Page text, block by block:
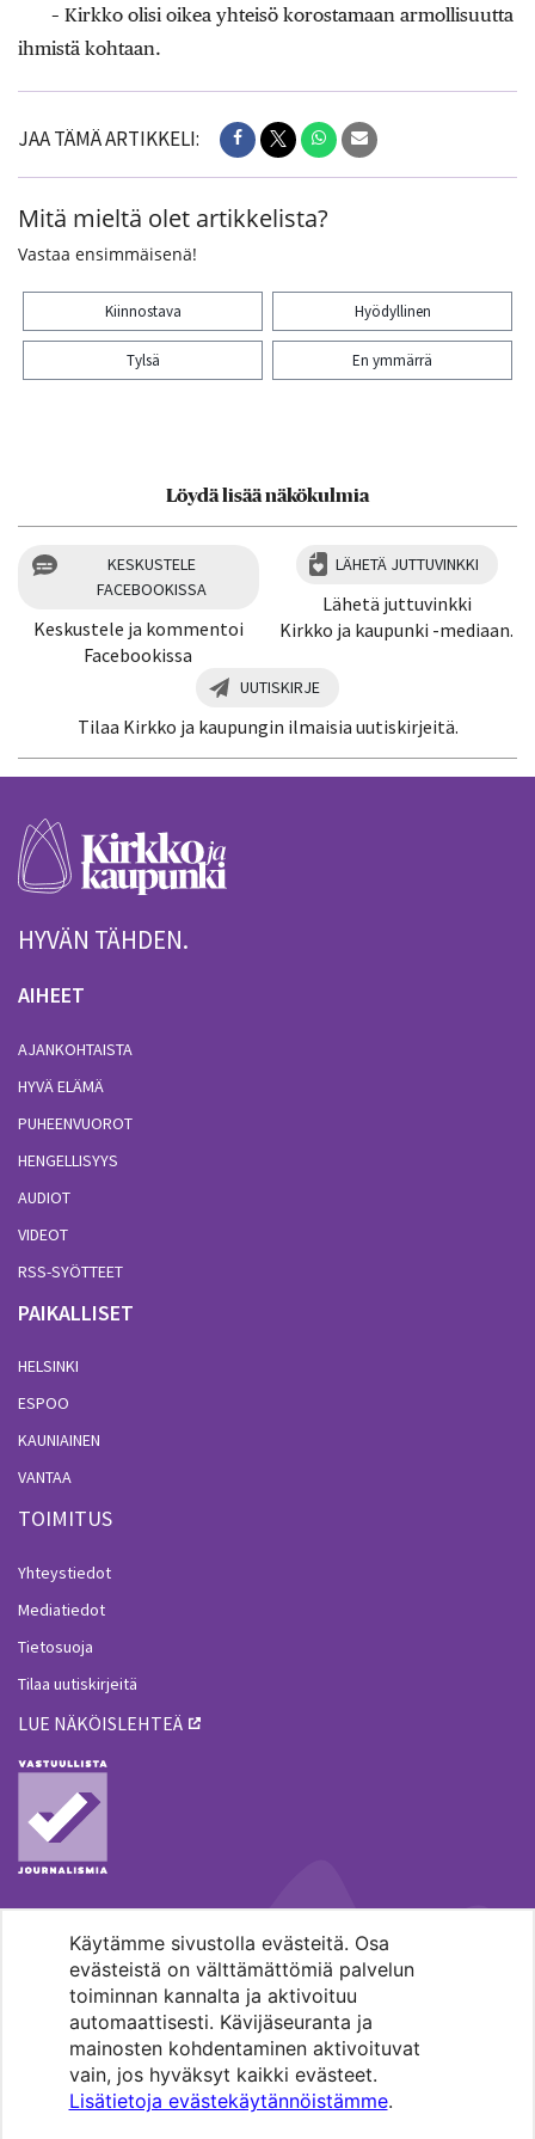
Käytämme sivustolla evästeitä. Osa
evästeistä on välttämättömiä palvelun
toiminnan kannalta ja aktivoituu
automaattisesti. Kävijäseuranta ja
mainosten kohdentaminen aktivoituvat
vain, jos hyväksyt kaikki evästeet.
Lisätietoja evästekäytännöistämme.
– Kirkko olisi oikea yhteisö korostamaan armollisuutta
ihmistä kohtaan.
JAA TÄMÄ ARTIKKELI:
Mitä mieltä olet artikkelista?
Vastaa ensimmäisenä!
Kiinnostava Hyödyllinen
Tylsä En ymmärrä
Löydä lisää näkökulmia
KESKUSTELE
FACEBOOKISSA
Keskustele ja kommentoi
Facebookissa
LÄHETÄ JUTTUVINKKI
Lähetä juttuvinkki
Kirkko ja kaupunki -mediaan.
UUTISKIRJE
Tilaa Kirkko ja kaupungin ilmaisia uutiskirjeitä.
HYVÄN TÄHDEN.
AIHEET
AJANKOHTAISTA
HYVÄ ELÄMÄ
PUHEENVUOROT
HENGELLISYYS
AUDIOT
VIDEOT
RSS-SYÖTTEET
PAIKALLISET
HELSINKI
ESPOO
KAUNIAINEN
VANTAA
TOIMITUS
Yhteystiedot
Mediatiedot
Tietosuoja
Tilaa uutiskirjeitä
LUE NÄKÖISLEHTEÄ
MENOHAKU
Pääkaupunkiseudun evankelis-